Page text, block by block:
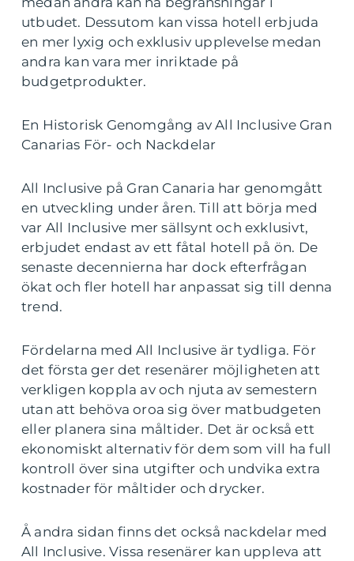
utbudet. Dessutom kan vissa hotell erbjuda
en mer lyxig och exklusiv upplevelse medan
andra kan vara mer inriktade på
budgetprodukter.
En Historisk Genomgång av All Inclusive Gran
Canarias För- och Nackdelar
All Inclusive på Gran Canaria har genomgått
en utveckling under åren. Till att börja med
var All Inclusive mer sällsynt och exklusivt,
erbjudet endast av ett fåtal hotell på ön. De
senaste decennierna har dock efterfrågan
ökat och fler hotell har anpassat sig till denna
trend.
Fördelarna med All Inclusive är tydliga. För
det första ger det resenärer möjligheten att
verkligen koppla av och njuta av semestern
utan att behöva oroa sig över matbudgeten
eller planera sina måltider. Det är också ett
ekonomiskt alternativ för dem som vill ha full
kontroll över sina utgifter och undvika extra
kostnader för måltider och drycker.
Å andra sidan finns det också nackdelar med
All Inclusive. Vissa resenärer kan uppleva att